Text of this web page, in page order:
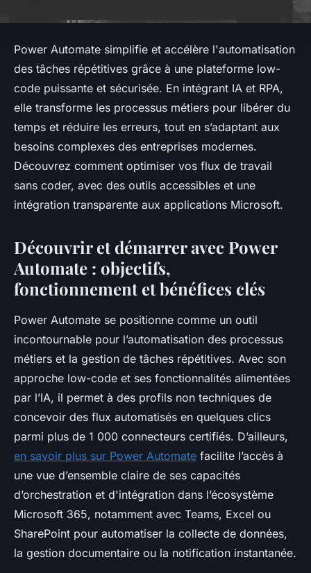
Power Automate simplifie et accélère l'automatisation
des tâches répétitives grâce à une plateforme low-
code puissante et sécurisée. En intégrant IA et RPA,
elle transforme les processus métiers pour libérer du
temps et réduire les erreurs, tout en s’adaptant aux
besoins complexes des entreprises modernes.
Découvrez comment optimiser vos flux de travail
sans coder, avec des outils accessibles et une
intégration transparente aux applications Microsoft.
Découvrir et démarrer avec Power
Automate : objectifs,
fonctionnement et bénéfices clés
Power Automate se positionne comme un outil
incontournable pour l’automatisation des processus
métiers et la gestion de tâches répétitives. Avec son
approche low-code et ses fonctionnalités alimentées
par l’IA, il permet à des profils non techniques de
concevoir des flux automatisés en quelques clics
parmi plus de 1 000 connecteurs certifiés. D’ailleurs,
en savoir plus sur Power Automate facilite l’accès à
une vue d’ensemble claire de ses capacités
d’orchestration et d'intégration dans l’écosystème
Microsoft 365, notamment avec Teams, Excel ou
SharePoint pour automatiser la collecte de données,
la gestion documentaire ou la notification instantanée.